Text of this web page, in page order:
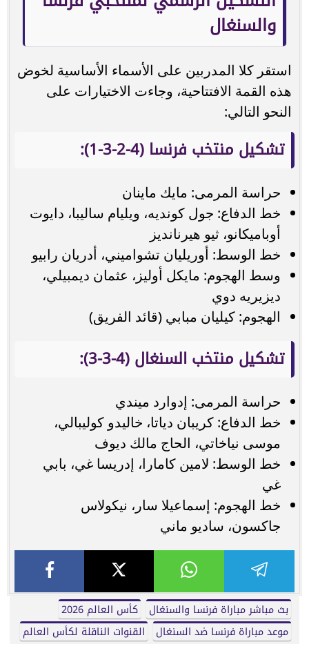
والسنغال
استقر كلا المدربين على الأسماء الأساسية لخوض
هذه القمة الافتتاحية، وجاءت الاختيارات على
النحو التالي:
تشكيل منتخب فرنسا (4-2-3-1):
حراسة المرمى: مايك ماينان
خط الدفاع: جول كونديه، ويليام ساليبا، دايوت
أوباميكانو، ثيو هيرنانديز
خط الوسط: أوريليان تشواميني، أدريان رابيو
وسط الهجوم: مايكل أوليز، عثمان ديمبيلي،
ديزيريه دوي
الهجوم: كيليان مبابي (قائد الفريق)
تشكيل منتخب السنغال (4-3-3):
حراسة المرمى: إدوارد ميندي
خط الدفاع: كريبان دياتا، خاليدو كوليبالي،
موسى نياخاتي، الحاج مالك ديوف
خط الوسط: لامين كامارا، إدريسا غي، بابي
غي
خط الهجوم: إسماعيلا سار، نيكولاس
جاكسون، ساديو ماني
بث مباشر مباراة فرنسا والسنغال
كأس العالم 2026
موعد مباراة فرنسا ضد السنغال
القنوات الناقلة لكأس العالم